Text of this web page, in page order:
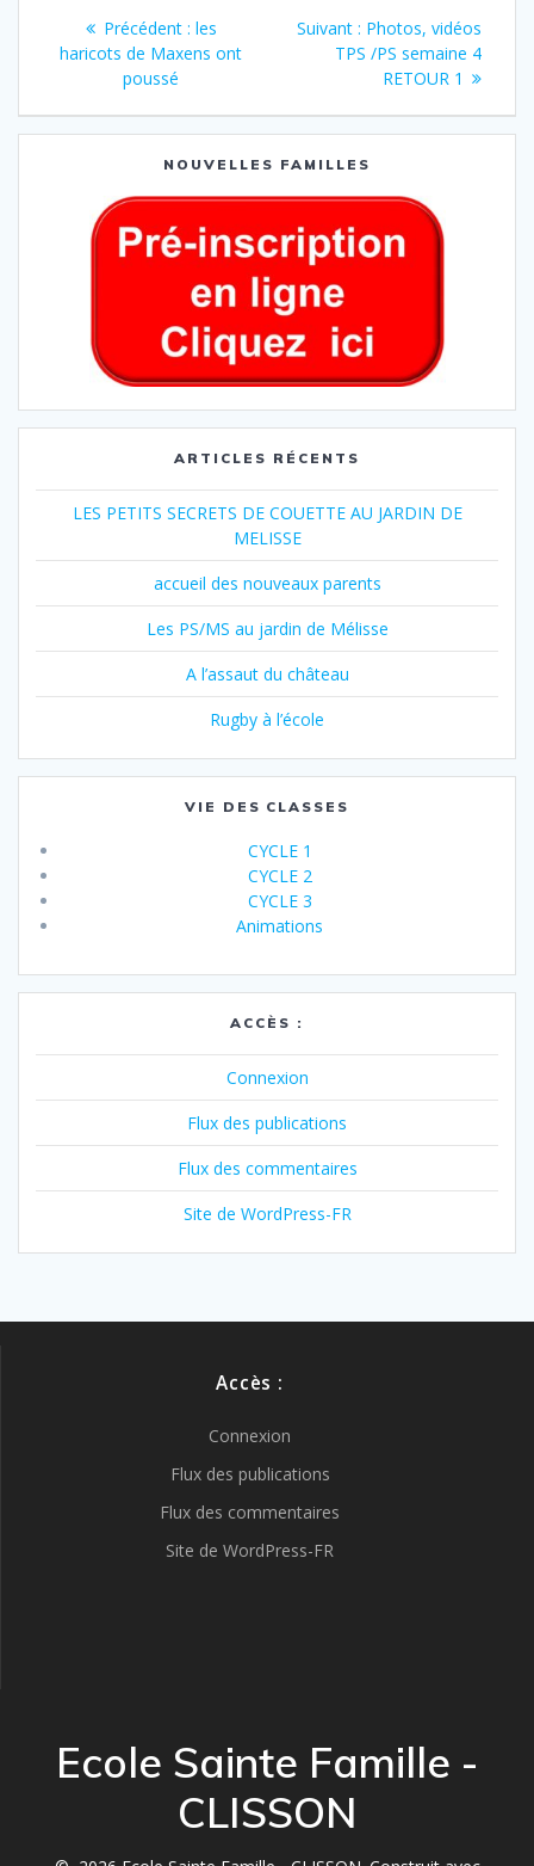
Précédent : les
haricots de Maxens ont
poussé
Suivant : Photos, vidéos
TPS /PS semaine 4
RETOUR 1
NOUVELLES FAMILLES
ARTICLES RÉCENTS
LES PETITS SECRETS DE COUETTE AU JARDIN DE
MELISSE
accueil des nouveaux parents
Les PS/MS au jardin de Mélisse
A l’assaut du château
Rugby à l’école
VIE DES CLASSES
CYCLE 1
CYCLE 2
CYCLE 3
Animations
ACCÈS :
Connexion
Flux des publications
Flux des commentaires
Site de WordPress-FR
Accès :
Connexion
Flux des publications
Flux des commentaires
Site de WordPress-FR
Ecole Sainte Famille -
CLISSON